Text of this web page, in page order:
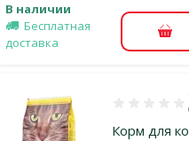
В наличии
Бесплатная
доставка
В
Корм для
Оценка